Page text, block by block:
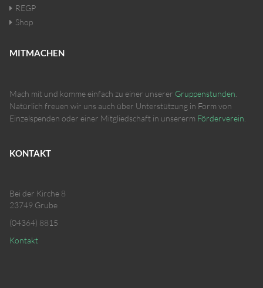
REGP
Shop
MITMACHEN
Mach mit und komme einfach zu einer unserer Gruppenstunden
Natürlich freuen wir uns auch über Unterstützung in Form von
Einzelspenden oder einer Mitgliedschaft in unsererm Förderverein
KONTAKT
Bei der Kirche 8
23749 Grube
(04364) 8815
Kontakt